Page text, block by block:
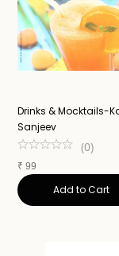
Drinks & Mocktails-
Sanjeev
(0)
₹ 99
Add to Cart